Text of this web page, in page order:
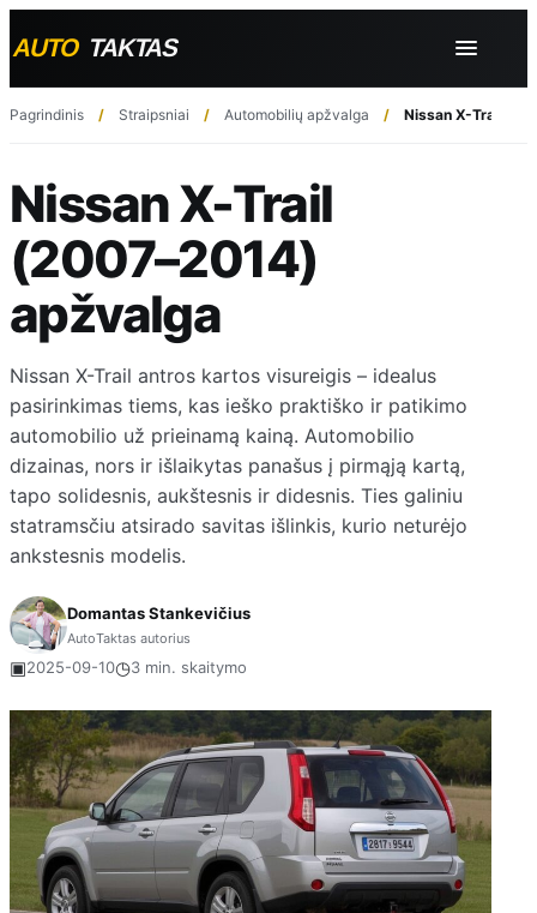
Pagrindinis Straipsniai Automobilių apžvalga Nissan X-Trail
Nissan X-Trail
(2007–2014)
apžvalga
Nissan X-Trail antros kartos visureigis – idealus
pasirinkimas tiems, kas ieško praktiško ir patikimo
automobilio už prieinamą kainą. Automobilio
dizainas, nors ir išlaikytas panašus į pirmąją kartą,
tapo solidesnis, aukštesnis ir didesnis. Ties galiniu
statramsčiu atsirado savitas išlinkis, kurio neturėjo
ankstesnis modelis.
Domantas Stankevičius
AutoTaktas autorius
▣2025-09-10◷3 min. skaitymo